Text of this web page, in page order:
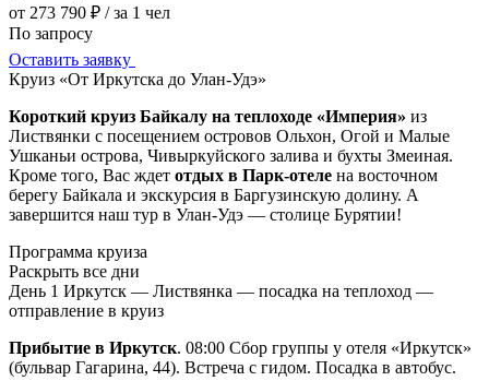
от 273 790 ₽ / за 1 чел
По запросу
Оставить заявку
Круиз «От Иркутска до Улан-Удэ»
Короткий круиз Байкалу на теплоходе «Империя» из
Листвянки с посещением островов Ольхон, Огой и Малые
Ушканьи острова, Чивыркуйского залива и бухты Змеиная.
Кроме того, Вас ждет отдых в Парк-отеле на восточном
берегу Байкала и экскурсия в Баргузинскую долину. А
завершится наш тур в Улан-Удэ — столице Бурятии!
Программа круиза
Раскрыть все дни
День 1 Иркутск — Листвянка — посадка на теплоход —
отправление в круиз
Прибытие в Иркутск. 08:00 Сбор группы у отеля «Иркутск»
(бульвар Гагарина, 44). Встреча с гидом. Посадка в автобус.